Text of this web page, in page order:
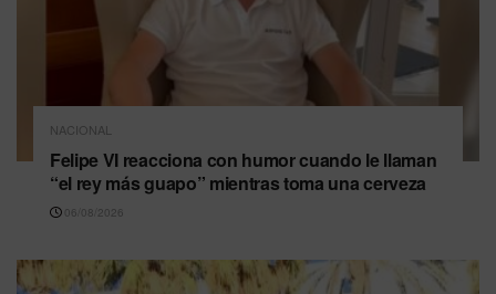
NACIONAL
Felipe VI reacciona con humor cuando le llaman
“el rey más guapo” mientras toma una cerveza
06/08/2026